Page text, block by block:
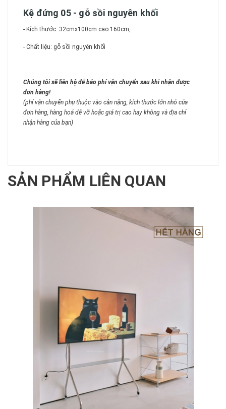
Kệ đứng 05 - gỗ sồi nguyên khối
- Kích thước: 32cmx100cm cao 160cm,
- Chất liệu: gỗ sồi nguyên khối
Chúng tôi sẽ liên hệ để báo phí vận chuyển sau khi nhận được
đơn hàng!
(phí vận chuyển phụ thuộc vào cân nặng, kích thước lớn nhỏ của
đơn hàng, hàng hoá dễ vỡ hoặc giá trị cao hay không và địa chỉ
nhận hàng của bạn)
SẢN PHẨM LIÊN QUAN